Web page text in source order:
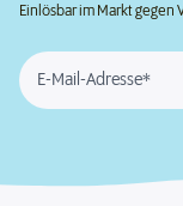
Einlösbar im Markt gegen
E-Mail-Adresse*